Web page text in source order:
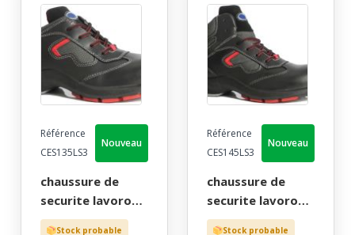
Référence
CES135LS3
Nouveau
chaussure de
securite lavoro
mixte, trekking
Stock probable
Référence
CES145LS3
Nouveau
chaussure de
securite lavoro
mixte, trekking
Stock probable